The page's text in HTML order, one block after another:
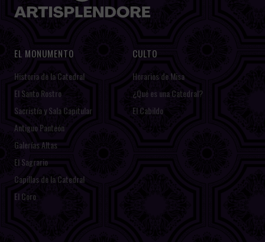
EL MONUMENTO
Historia de la Catedral
El Santo Rostro
Sacristía y Sala Capitular
Antiguo Panteón
Galerías Altas
El Sagrario
Capillas de la Catedral
El Coro
CULTO
Horarios de Misa
¿Qué es una Catedral?
El Cabildo